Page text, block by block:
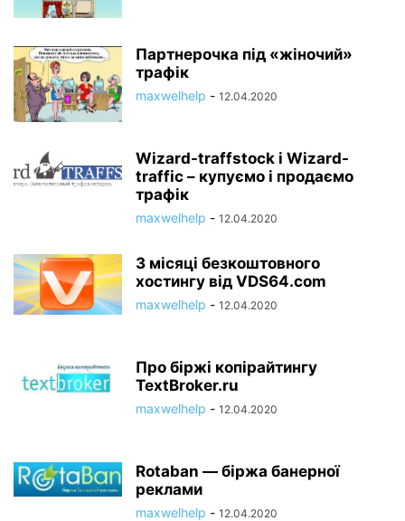
Партнерочка під «жіночий»
трафік
maxwelhelp - 12.04.2020
Wizard-traffstock і Wizard-
traffic – купуємо і продаємо
трафік
maxwelhelp - 12.04.2020
3 місяці безкоштовного
хостингу від VDS64.com
maxwelhelp - 12.04.2020
Про біржі копірайтингу
TextBroker.ru
maxwelhelp - 12.04.2020
Rotaban — біржа банерної
реклами
maxwelhelp - 12.04.2020